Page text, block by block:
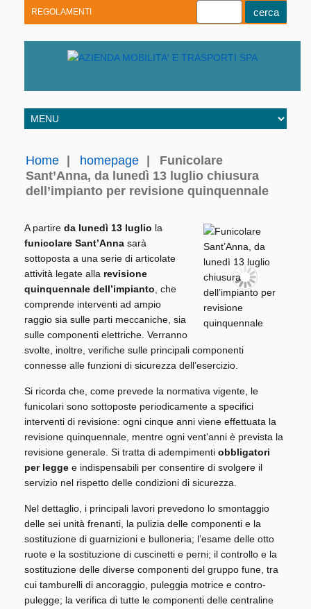
REGOLAMENTI
Home homepage
Funicolare
Sant’Anna, da lunedì 13 luglio chiusura
dell’impianto per revisione quinquennale
A partire da lunedì 13 luglio la
funicolare Sant’Anna sarà
sottoposta a una serie di articolate
attività legate alla revisione
quinquennale dell’impianto, che
comprende interventi ad ampio
raggio sia sulle parti meccaniche, sia
sulle componenti elettriche. Verranno
svolte, inoltre, verifiche sulle principali componenti
connesse alle funzioni di sicurezza dell’esercizio.
Si ricorda che, come prevede la normativa vigente, le
funicolari sono sottoposte periodicamente a specifici
interventi di revisione: ogni cinque anni viene effettuata la
revisione quinquennale, mentre ogni vent'anni è prevista la
revisione generale. Si tratta di adempimenti obbligatori
per legge e indispensabili per consentire di svolgere il
servizio nel rispetto delle condizioni di sicurezza.
Nel dettaglio, i principali lavori prevedono lo smontaggio
delle sei unità frenanti, la pulizia delle componenti e la
sostituzione di guarnizioni e bulloneria; l’esame delle otto
ruote e la sostituzione di cuscinetti e perni; il controllo e la
sostituzione delle diverse componenti del gruppo fune, tra
cui tamburelli di ancoraggio, puleggia motrice e contro-
pulegge; la verifica di tutte le componenti delle centraline